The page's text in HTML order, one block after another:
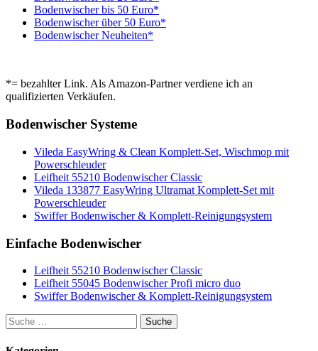
Bodenwischer bis 50 Euro*
Bodenwischer über 50 Euro*
Bodenwischer Neuheiten*
*= bezahlter Link. Als Amazon-Partner verdiene ich an
qualifizierten Verkäufen.
Bodenwischer Systeme
Vileda EasyWring & Clean Komplett-Set, Wischmop mit
Powerschleuder
Leifheit 55210 Bodenwischer Classic
Vileda 133877 EasyWring Ultramat Komplett-Set mit
Powerschleuder
Swiffer Bodenwischer & Komplett-Reinigungsystem
Einfache Bodenwischer
Leifheit 55210 Bodenwischer Classic
Leifheit 55045 Bodenwischer Profi micro duo
Swiffer Bodenwischer & Komplett-Reinigungsystem